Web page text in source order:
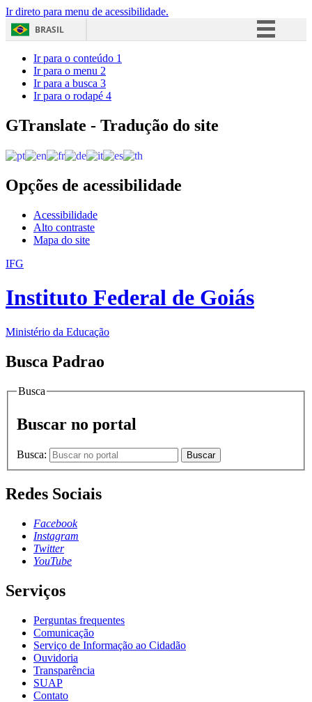
Ir direto para menu de acessibilidade.
BRASIL
Acesso à informação
Ir para o conteúdo 1
Ir para o menu 2
Ir para a busca 3
Ir para o rodapé 4
GTranslate - Tradução do site
Opções de acessibilidade
Acessibilidade
Alto contraste
Mapa do site
IFG
Instituto Federal de Goiás
Ministério da Educação
Busca Padrao
Busca
Buscar no portal
Busca: Buscar
Redes Sociais
Facebook
Instagram
Twitter
YouTube
Serviços
Perguntas frequentes
Comunicação
Serviço de Informação ao Cidadão
Ouvidoria
Transparência
SUAP
Contato